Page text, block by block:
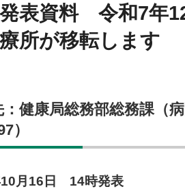
表資料 令和7年
所が移転します
：健康局総務部総務課（
）
10月16日 14時発表